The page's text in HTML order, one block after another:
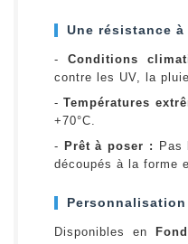
Une résistance
- Conditions
contre les UV, la
-Températures
+70°C.
- Prêt à poser :
Pas
découpés à la forme
Disponibles en